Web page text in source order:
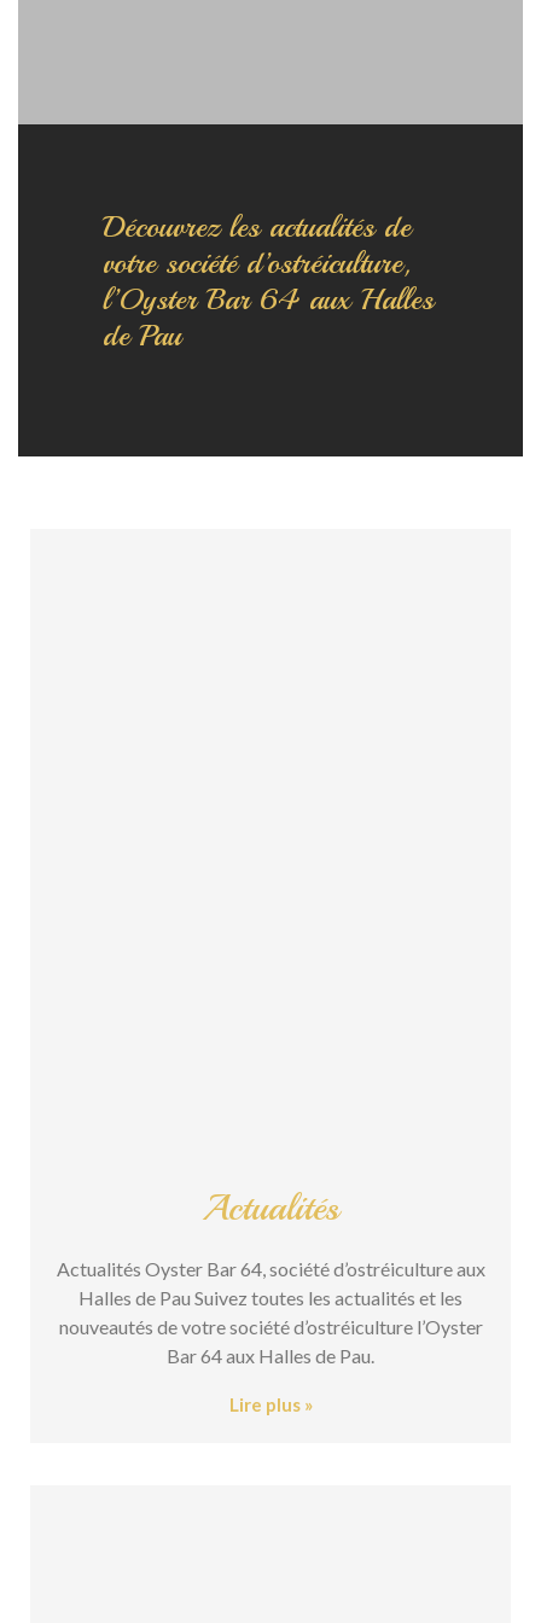
Découvrez les actualités de
votre société d’ostréiculture,
l’Oyster Bar 64 aux Halles
de Pau
Actualités
Actualités Oyster Bar 64, société d’ostréiculture aux
Halles de Pau Suivez toutes les actualités et les
nouveautés de votre société d’ostréiculture l’Oyster
Bar 64 aux Halles de Pau.
Lire plus »